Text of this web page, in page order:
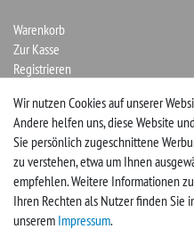
Warenkorb
Zur Kasse
Registrieren
Vertrag widerrufen
UNTERNEHMEN
Kontakt
Wir nutzen Cookies auf unserer
Andere helfen uns, diese Website
Sie persönlich zugeschnittene
zu verstehen, etwa um Ihnen
empfehlen. Weitere Informationen
Ihren Rechten als Nutzer finden Sie
unserem Impressum.